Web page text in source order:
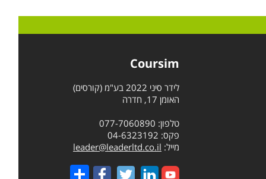
Coursim
לידר סיני 2022 בע"מ (קורסים)
האומן 17, חדרה
טלפון: 077-7060890
פקס: 04-6323192
מייל: leader@leaderltd.co.il
Share